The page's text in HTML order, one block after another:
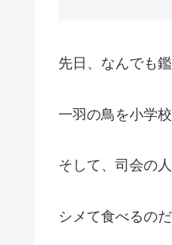
先日、なんでも
一羽の鳥を小学
そして、司会の
シメて食べるの